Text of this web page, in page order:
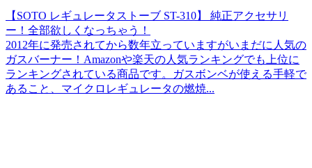
【SOTO レギュレータストーブ ST-310】 純正アクセサリ
ー！全部欲しくなっちゃう！
2012年に発売されてから数年立っていますがいまだに人気の
ガスバーナー！Amazonや楽天の人気ランキングでも上位に
ランキングされている商品です。ガスボンベが使える手軽で
あること、マイクロレギュレータの燃焼...